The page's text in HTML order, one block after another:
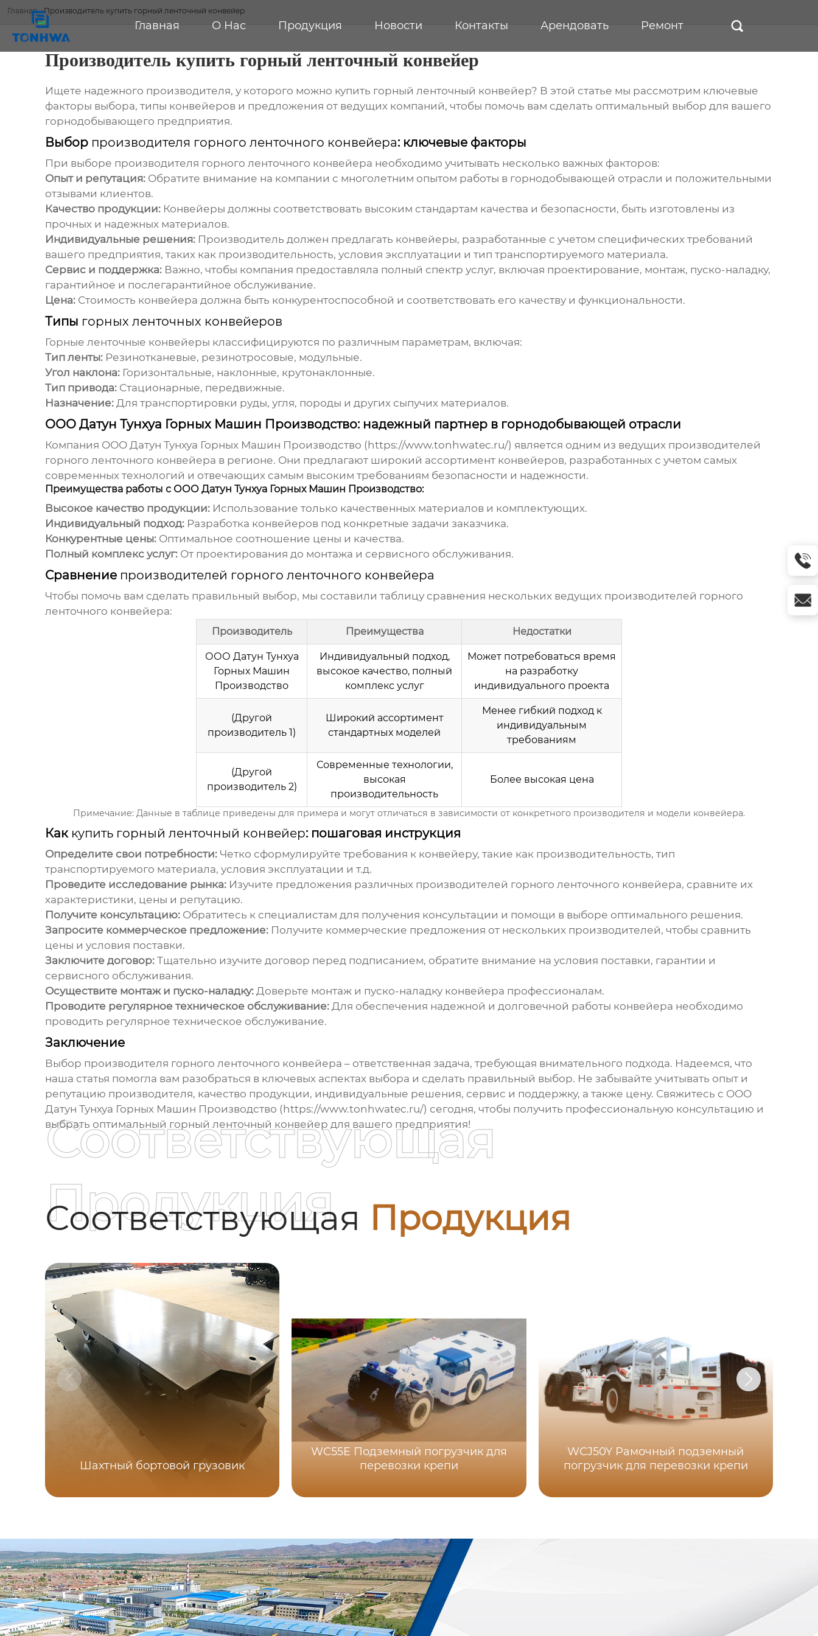
Главная О Нас Продукция Новости Контакты Арендовать Ремонт 
Главная-Производитель купить горный ленточный конвейер
Производитель купить горный ленточный конвейер
Ищете надежного производителя, у которого можно купить горный ленточный конвейер? В этой статье мы рассмотрим ключевые
факторы выбора, типы конвейеров и предложения от ведущих компаний, чтобы помочь вам сделать оптимальный выбор для вашего
горнодобывающего предприятия.
Выбор производителя горного ленточного конвейера: ключевые факторы
При выборе производителя горного ленточного конвейера необходимо учитывать несколько важных факторов:
Опыт и репутация:Обратите внимание на компании с многолетним опытом работы в горнодобывающей отрасли и положительными
отзывами клиентов.
Качество продукции:Конвейеры должны соответствовать высоким стандартам качества и безопасности, быть изготовлены из
прочных и надежных материалов.
Индивидуальные решения: Производитель должен предлагать конвейеры, разработанные с учетом специфических требований
вашего предприятия, таких как производительность, условия эксплуатации и тип транспортируемого материала.
Сервис и поддержка:Важно, чтобы компания предоставляла полный спектр услуг, включая проектирование, монтаж, пуско-наладку,
гарантийное и послегарантийное обслуживание.
Цена:Стоимость конвейера должна быть конкурентоспособной и соответствовать его качеству и функциональности.
Типы горных ленточных конвейеров
Горные ленточные конвейеры классифицируются по различным параметрам, включая:
Тип ленты:Резинотканевые, резинотросовые, модульные.
Угол наклона:Горизонтальные, наклонные, крутонаклонные.
Тип привода:Стационарные, передвижные.
Назначение:Для транспортировки руды, угля, породы и других сыпучих материалов.
ООО Датун Тунхуа Горных Машин Производство: надежный партнер в горнодобывающей отрасли
Компания ООО Датун Тунхуа Горных Машин Производство ( https://www.tonhwatec.ru/) является одним из ведущих производителей
горного ленточного конвейера в регионе. Они предлагают широкий ассортимент конвейеров, разработанных с учетом самых
современных технологий и отвечающих самым высоким требованиям безопасности и надежности.
Преимущества работы с ООО Датун Тунхуа Горных Машин Производство:
Высокое качество продукции:Использование только качественных материалов и комплектующих.
Индивидуальный подход:Разработка конвейеров под конкретные задачи заказчика.
Конкурентные цены:Оптимальное соотношение цены и качества.
Полный комплекс услуг:От проектирования до монтажа и сервисного обслуживания.
Сравнение производителей горного ленточного конвейера
Чтобы помочь вам сделать правильный выбор, мы составили таблицу сравнения нескольких ведущих производителей горного
ленточного конвейера:
Производитель Преимущества Недостатки
ООО Датун Тунхуа
Горных Машин
Производство
Индивидуальный подход,
высокое качество, полный
комплекс услуг
Может потребоваться время
на разработку
индивидуального проекта
(Другой
производитель 1)
Широкий ассортимент
стандартных моделей
Менее гибкий подход к
индивидуальным
требованиям
(Другой
производитель 2)
Современные технологии,
высокая
производительность
Более высокая цена
Примечание: Данные в таблице приведены для примера и могут отличаться в зависимости от конкретного производителя и модели конвейера.
Как купить горный ленточный конвейер: пошаговая инструкция
Определите свои потребности:Четко сформулируйте требования к конвейеру, такие как производительность, тип
транспортируемого материала, условия эксплуатации и т.д.
Проведите исследование рынка:Изучите предложения различных производителей горного ленточного конвейера, сравните их
характеристики, цены и репутацию.
Получите консультацию:Обратитесь к специалистам для получения консультации и помощи в выборе оптимального решения.
Запросите коммерческое предложение:Получите коммерческие предложения от нескольких производителей, чтобы сравнить
цены и условия поставки.
Заключите договор:Тщательно изучите договор перед подписанием, обратите внимание на условия поставки, гарантии и
сервисного обслуживания.
Осуществите монтаж и пуско-наладку:Доверьте монтаж и пуско-наладку конвейера профессионалам.
Проводите регулярное техническое обслуживание:Для обеспечения надежной и долговечной работы конвейера необходимо
проводить регулярное техническое обслуживание.
Заключение
Выбор производителя горного ленточного конвейера – ответственная задача, требующая внимательного подхода. Надеемся, что
наша статья помогла вам разобраться в ключевых аспектах выбора и сделать правильный выбор. Не забывайте учитывать опыт и
репутацию производителя, качество продукции, индивидуальные решения, сервис и поддержку, а также цену. Свяжитесь с ООО
Датун Тунхуа Горных Машин Производство ( https://www.tonhwatec.ru/) сегодня, чтобы получить профессиональную консультацию и
выбрать оптимальный горный ленточный конвейер для вашего предприятия!
Соответствующая Продукция
Соответствующая
Продукция
Шахтный бортовой грузовик
WC55E Подземный погрузчик для
перевозки крепи
WCJ50Y Рамочный подземный
погрузчик для перевозки крепи